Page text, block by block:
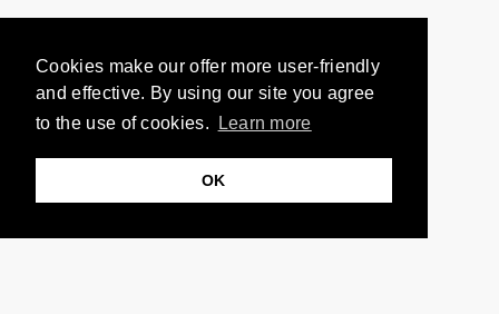
Cookies make our offer more user-friendly
and effective. By using our site you agree
to the use of cookies.
Learn more
OK